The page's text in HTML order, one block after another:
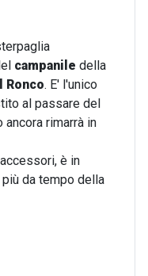
campanile della
Ronco. E' l'unico
al passare del
ancora rimarrà in
è in
da tempo della